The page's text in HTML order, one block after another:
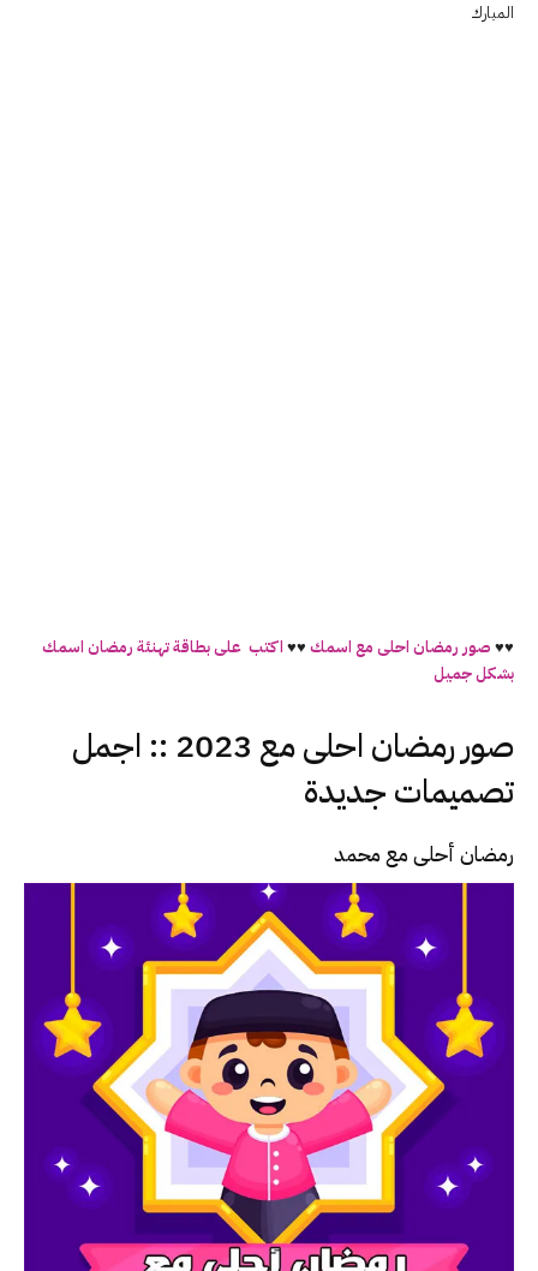
المبارك
♥♥ صور رمضان احلى مع اسمك ♥♥ اكتب على بطاقة تهنئة رمضان اسمك
بشكل جميل
صور رمضان احلى مع 2023 :: اجمل
تصميمات جديدة
رمضان أحلى مع محمد